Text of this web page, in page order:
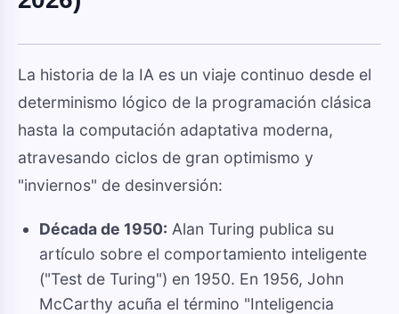
La historia de la IA es un viaje continuo desde el
determinismo lógico de la programación clásica
hasta la computación adaptativa moderna,
atravesando ciclos de gran optimismo y
"inviernos" de desinversión:
Década de 1950: Alan Turing publica su
artículo sobre el comportamiento inteligente
("Test de Turing") en 1950. En 1956, John
McCarthy acuña el término "Inteligencia